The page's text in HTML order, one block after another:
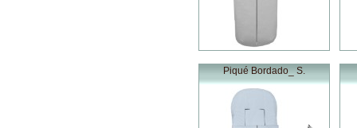
Piqué Bordado_ S.